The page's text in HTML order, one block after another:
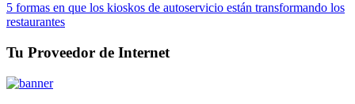
5 formas en que los kioskos de autoservicio están transformando los
restaurantes
Tu Proveedor de Internet